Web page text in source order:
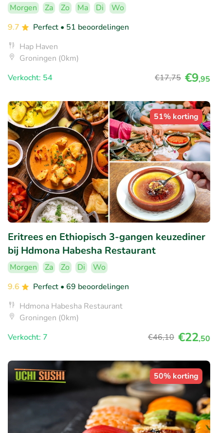
Morgen Za Zo Ma Di
Wo
9.7
Perfect • 51 beoordelingen
Hap Haven
Groningen (0km)
Verkocht: 54
€17,75 €9,95
51% korting
Eritrees en Ethiopisch 3-gangen keuzediner
bij Hdmona Habesha Restaurant
Morgen Za Zo Di
Wo
9.6
Perfect • 69 beoordelingen
Hdmona Habesha Restaurant
Groningen (0km)
Verkocht: 7
€46,10 €22,50
50% korting